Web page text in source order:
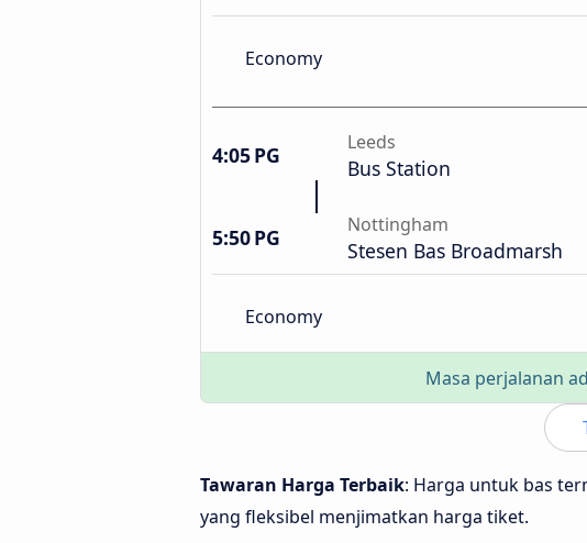
Economy
4:05 PG Leeds
Bus Station
5:50 PG Nottingham
Stesen Bas Broadmarsh
Economy
Masa perjalanan
Tawaran Harga Terbaik: Harga untuk bas
yang fleksibel menjimatkan harga tiket.